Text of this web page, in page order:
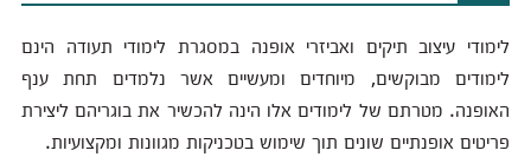
לימודי עיצוב תיקים ואביזרי אופנה במסגרת לימודי תעודה הינם
לימודים מבוקשים, מיוחדים ומעשיים אשר נלמדים תחת ענף
האופנה. מטרתם של לימודים אלו הינה להכשיר את בוגריהם ליצירת
פריטים אופנתיים שונים תוך שימוש בטכניקות מגוונות ומקצועיות.